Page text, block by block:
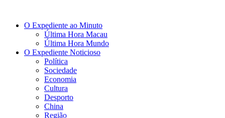
O Expediente ao Minuto
Última Hora Macau
Última Hora Mundo
O Expediente Noticioso
Política
Sociedade
Economia
Cultura
Desporto
China
Região